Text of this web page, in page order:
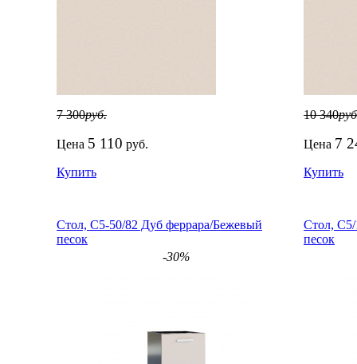
7 300руб.
Цена 5 110 руб.
Купить
10 340
Цена 7
Купить
Стол, С5-50/82 Дуб феррара/Бежевый
песок
-30%
Стол,
песок